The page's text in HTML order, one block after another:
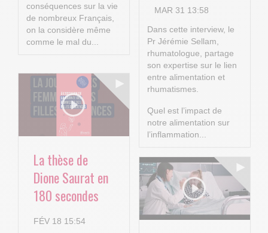
conséquences sur la vie
de nombreux Français,
on la considère même
comme le mal du...
MAR 31 13:58
Dans cette interview, le
Pr Jérémie Sellam,
rhumatologue, partage
son expertise sur le lien
entre alimentation et
rhumatismes.
Quel est l’impact de
notre alimentation sur
l’inflammation...
La thèse de
Dione Saurat en
180 secondes
FÉV 18 15:54